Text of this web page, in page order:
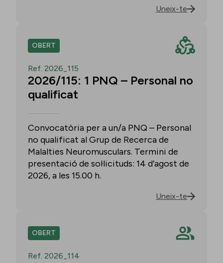
Uneix-te
OBERT
Ref. 2026_115
2026/115: 1 PNQ – Personal no
qualificat
Convocatòria per a un/a PNQ – Personal
no qualificat al Grup de Recerca de
Malalties Neuromusculars. Termini de
presentació de sol·licituds: 14 d’agost de
2026, a les 15.00 h.
Uneix-te
OBERT
Ref. 2026_114